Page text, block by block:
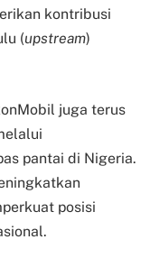
kontribusi
(upstream)
juga terus
pantai di Nigeria.
posisi